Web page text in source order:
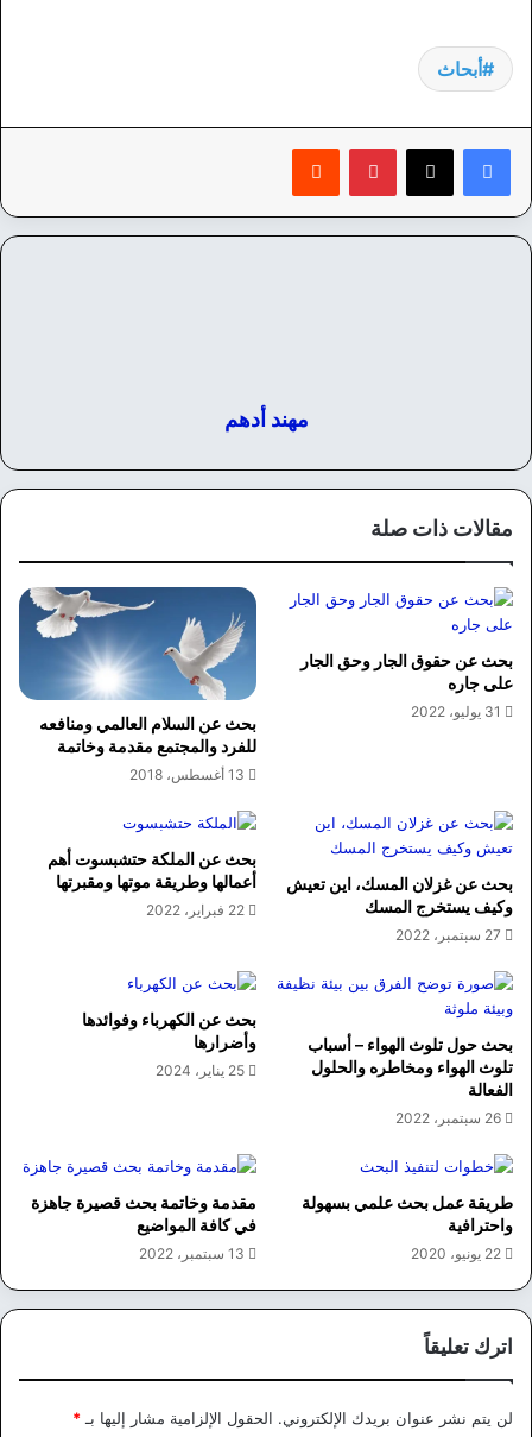
أبحاث
بينتيريست
مهند أدهم
مقالات ذات صلة
بحث عن حقوق الجار وحق الجار
على جاره
31 يوليو، 2022
بحث عن السلام العالمي ومنافعه
للفرد والمجتمع مقدمة وخاتمة
13 أغسطس، 2018
بحث عن غزلان المسك، اين تعيش
وكيف يستخرج المسك
27 سبتمبر، 2022
بحث عن الملكة حتشبسوت أهم
أعمالها وطريقة موتها ومقبرتها
22 فبراير، 2022
بحث حول تلوث الهواء – أسباب
تلوث الهواء ومخاطره والحلول
الفعالة
26 سبتمبر، 2022
بحث عن الكهرباء وفوائدها
وأضرارها
25 يناير، 2024
طريقة عمل بحث علمي بسهولة
واحترافية
22 يونيو، 2020
مقدمة وخاتمة بحث قصيرة جاهزة
في كافة المواضيع
13 سبتمبر، 2022
اترك تعليقاً
لن يتم نشر عنوان بريدك الإلكتروني. الحقول الإلزامية مشار إليها بـ *